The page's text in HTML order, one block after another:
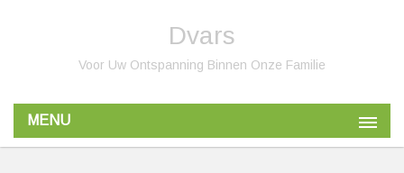
Dvars
Voor Uw Ontspanning Binnen Onze Familie
MENU